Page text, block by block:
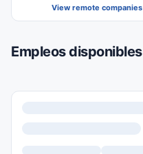
View remote companies
Empleos disponibles